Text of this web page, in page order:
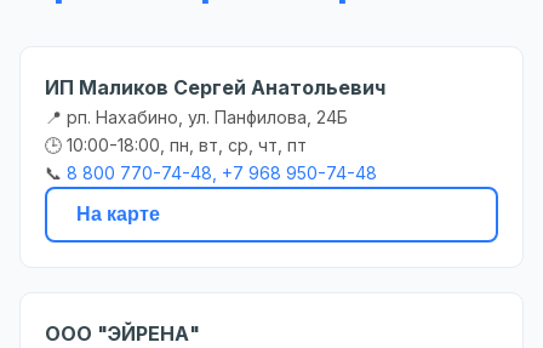
ИП Маликов Сергей Анатольевич
📍 рп. Нахабино, ул. Панфилова, 24Б
🕒 10:00-18:00, пн, вт, ср, чт, пт
📞 8 800 770-74-48, +7 968 950-74-48
На карте
ООО "ЭЙРЕНА"